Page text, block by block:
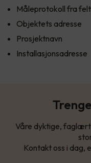
Måleprotokoll fra
Objektets adresse
Prosjektnavn
Installasjonsadresse
Våre dyktige,
Kontakt oss i dag,